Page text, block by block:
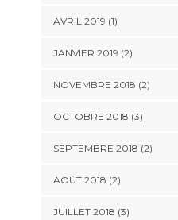
AVRIL 2019 (1)
JANVIER 2019 (2)
NOVEMBRE 2018 (2)
OCTOBRE 2018 (3)
SEPTEMBRE 2018 (2)
AOÛT 2018 (2)
JUILLET 2018 (3)